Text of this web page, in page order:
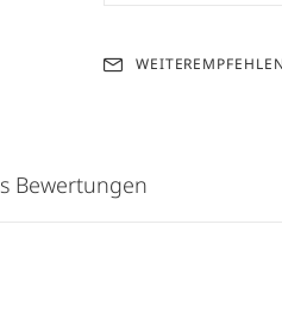
Bewertungen